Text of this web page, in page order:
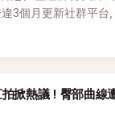
3個月更新社群平台
驚又喜。其中，一張
掀熱議！臀部曲線遭